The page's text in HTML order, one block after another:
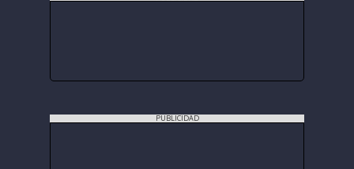
PUBLICIDAD